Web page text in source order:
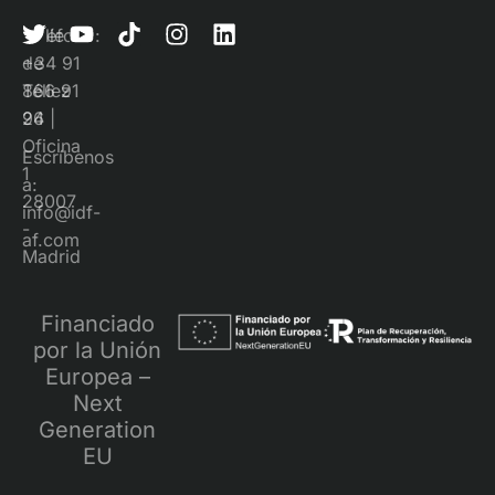
Teléfono:
+34 91
866 91
96
Escríbenos
a:
info@idf-
af.com
Calle
de
Téllez
24 |
Oficina
1
28007
-
Madrid
Financiado
por la Unión
Europea –
Next
Generation
EU